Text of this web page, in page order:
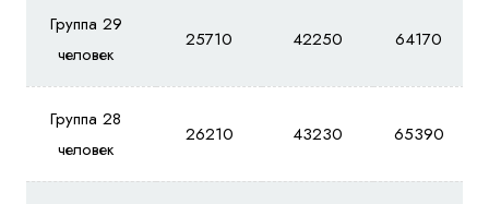
Группа 29
человек
25710 42250 64170
Группа 28
человек
26210 43230 65390